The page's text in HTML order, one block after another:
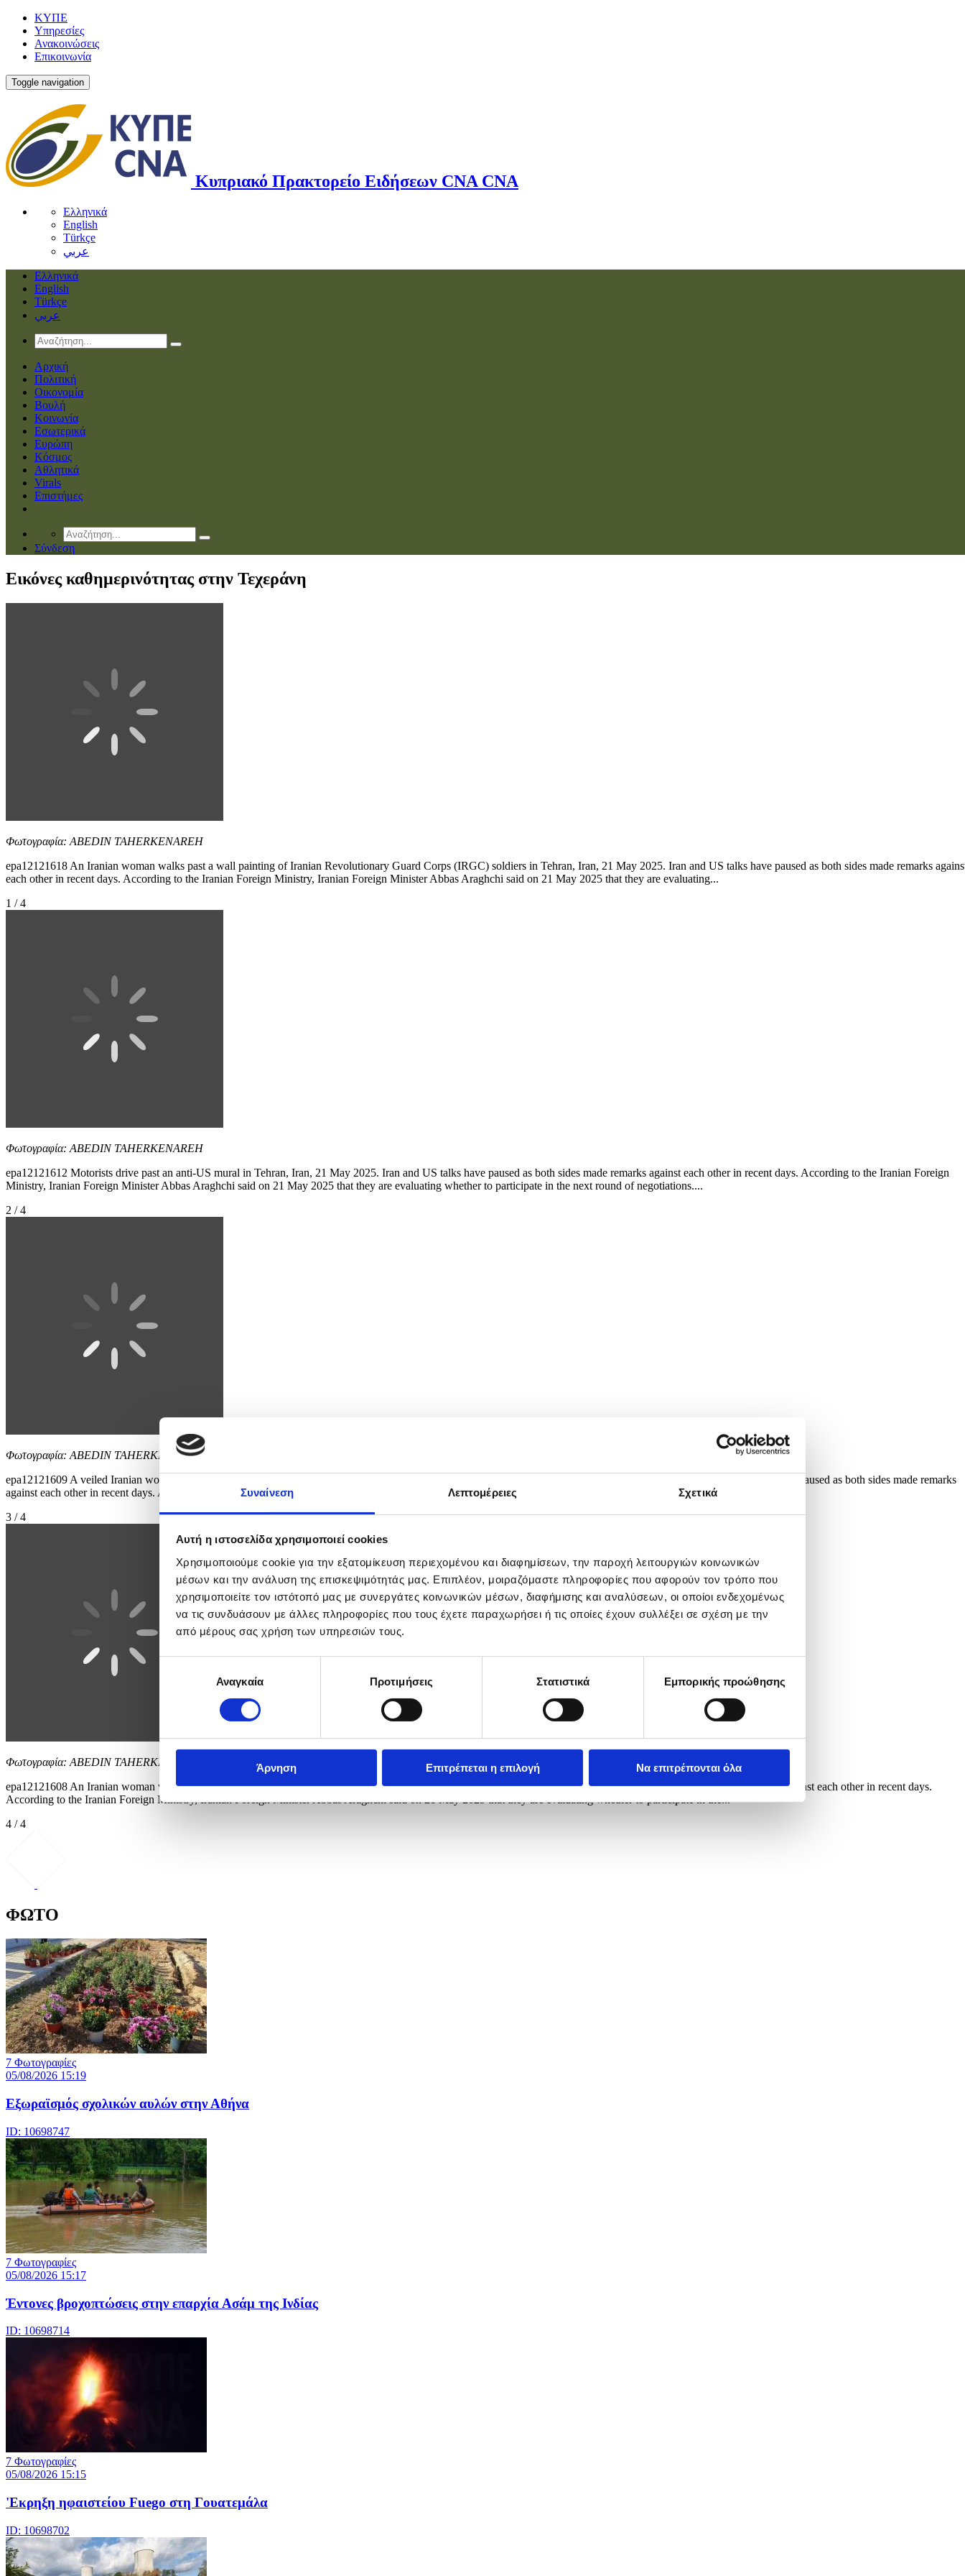
Συναίνεση Λεπτομέρειες Σχετικά
Αυτή η ιστοσελίδα χρησιμοποιεί cookies
Χρησιμοποιούμε cookie για την εξατομίκευση περιεχομένου και διαφημίσεων, την παροχή λειτουργιών κοινωνικών
μέσων και την ανάλυση της επισκεψιμότητάς μας. Επιπλέον, μοιραζόμαστε πληροφορίες που αφορούν τον τρόπο που
χρησιμοποιείτε τον ιστότοπό μας με συνεργάτες κοινωνικών μέσων, διαφήμισης και αναλύσεων, οι οποίοι ενδεχομένως
να τις συνδυάσουν με άλλες πληροφορίες που τους έχετε παραχωρήσει ή τις οποίες έχουν συλλέξει σε σχέση με την
από μέρους σας χρήση των υπηρεσιών τους.
συγκατάθεσηςΑναγκαία Προτιμήσεις Στατιστικά Εμπορικής προώθησης
Άρνηση Επιτρέπεται η επιλογή Να επιτρέπονται όλα
ΚΥΠΕ
Υπηρεσίες
Ανακοινώσεις
Επικοινωνία
Toggle navigation
Κυπριακό Πρακτορείο Ειδήσεων CNA CNA
Ελληνικά
English
Türkçe
عربي
Ελληνικά
English
Türkçe
عربي
Αρχική
Πολιτική
Οικονομία
Βουλή
Κοινωνία
Εσωτερικά
Ευρώπη
Κόσμος
Αθλητικά
Virals
Επιστήμες
Σύνδεση
Eικόνες καθημερινότητας στην Τεχεράνη
Φωτογραφία: ABEDIN TAHERKENAREH
epa12121618 An Iranian woman walks past a wall painting of Iranian Revolutionary Guard Corps (IRGC) soldiers in Tehran, Iran, 21 May 2025. Iran and US talks have paused as both sides made remarks
each other in recent days. According to the Iranian Foreign Ministry, Iranian Foreign Minister Abbas Araghchi said on 21 May 2025 that they are evaluating...
1 / 4
Φωτογραφία: ABEDIN TAHERKENAREH
epa12121612 Motorists drive past an anti-US mural in Tehran, Iran, 21 May 2025. Iran and US talks have paused as both sides made remarks against each other in recent days. According to the Iranian Foreign
Ministry, Iranian Foreign Minister Abbas Araghchi said on 21 May 2025 that they are evaluating whether to participate in the next round of negotiations....
2 / 4
Φωτογραφία: ABEDIN TAHERKENAREH
epa12121609 A veiled Iranian woman walks past a wall painting of Iranian Revolutionary Guard Corps (IRGC) soldiers in Tehran, Iran, 21 May 2025. Iran and US talks have paused as both sides made remarks
against each other in recent days. According to the Iranian Foreign Ministry, Iranian Foreign Minister Abbas Araghchi said on 21 May 2025 that they are...
3 / 4
Φωτογραφία: ABEDIN TAHERKENAREH
epa12121608 An Iranian woman walks past a wall painting of Iran's national flag in Tehran, Iran, 21 May 2025. Iran and US talks have paused as both sides made remarks against each other in recent days.
According to the Iranian Foreign Ministry, Iranian Foreign Minister Abbas Araghchi said on 21 May 2025 that they are evaluating whether to participate in the...
4 / 4
ΦΩΤΟ
7 Φωτογραφίες
05/08/2026 15:19
Εξωραϊσμός σχολικών αυλών στην Αθήνα
ID: 10698747
7 Φωτογραφίες
05/08/2026 15:17
Έντονες βροχοπτώσεις στην επαρχία Ασάμ της Ινδίας
ID: 10698714
7 Φωτογραφίες
05/08/2026 15:15
'Εκρηξη ηφαιστείου Fuego στη Γουατεμάλα
ID: 10698702